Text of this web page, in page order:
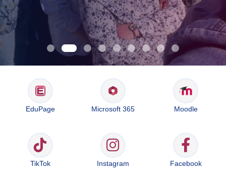
EduPage Microsoft 365 Moodle
TikTok Instagram Facebook